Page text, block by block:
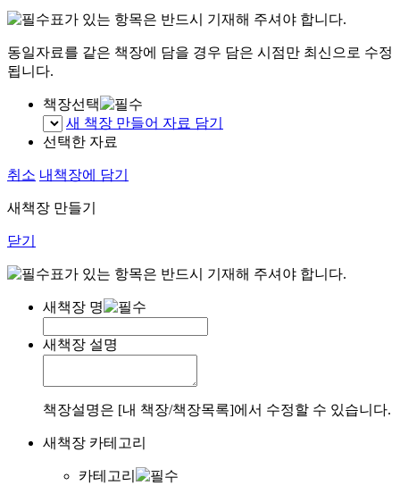
표가 있는 항목은 반드시 기재해 주셔야 합니다.
동일자료를 같은 책장에 담을 경우 담은 시점만 최신으로 수정
됩니다.
책장선택
새 책장 만들어 자료 담기
선택한 자료
취소 내책장에 담기
새책장 만들기
닫기
표가 있는 항목은 반드시 기재해 주셔야 합니다.
새책장 명
새책장 설명
책장설명은 [내 책장/책장목록]에서 수정할 수 있습니다.
새책장 카테고리
카테고리